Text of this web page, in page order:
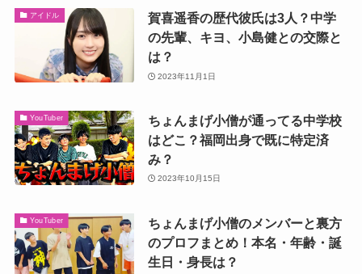
アイドル
賀喜遥香の歴代彼氏は3人？中学
の先輩、キヨ、小島健との交際と
は？
2023年11月1日
YouTuber
ちょんまげ小僧が通ってる中学校
はどこ？福岡出身で既に特定済
み？
2023年10月15日
YouTuber
ちょんまげ小僧のメンバーと裏方
のプロフまとめ！本名・年齢・誕
生日・身長は？